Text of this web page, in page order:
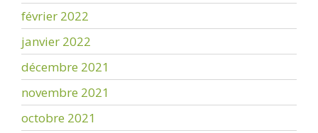
février 2022
janvier 2022
décembre 2021
novembre 2021
octobre 2021